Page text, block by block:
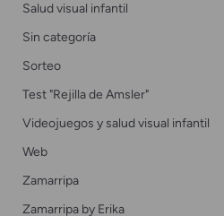
Salud visual infantil
Sin categoría
Sorteo
Test "Rejilla de Amsler"
Videojuegos y salud visual infantil
Web
Zamarripa
Zamarripa by Erika